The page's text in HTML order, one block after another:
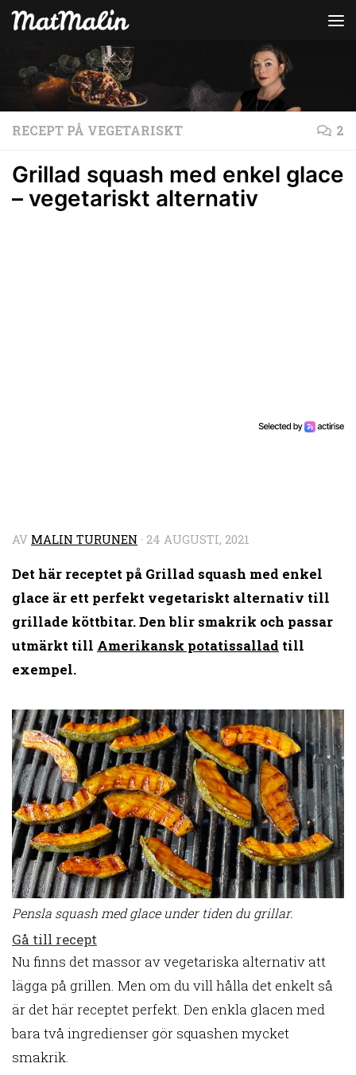
Hoppa till innehåll
RECEPT PÅ VEGETARISKT 2
Grillad squash med enkel glace
– vegetariskt alternativ
AV MALIN TURUNEN · 24 AUGUSTI, 2021
Det här receptet på Grillad squash med enkel
glace är ett perfekt vegetariskt alternativ till
grillade köttbitar. Den blir smakrik och passar
utmärkt till Amerikansk potatissallad till
exempel.
Pensla squash med glace under tiden du grillar.
Gå till recept
Nu finns det massor av vegetariska alternativ att
lägga på grillen. Men om du vill hålla det enkelt så
är det här receptet perfekt. Den enkla glacen med
bara två ingredienser gör squashen mycket
smakrik.